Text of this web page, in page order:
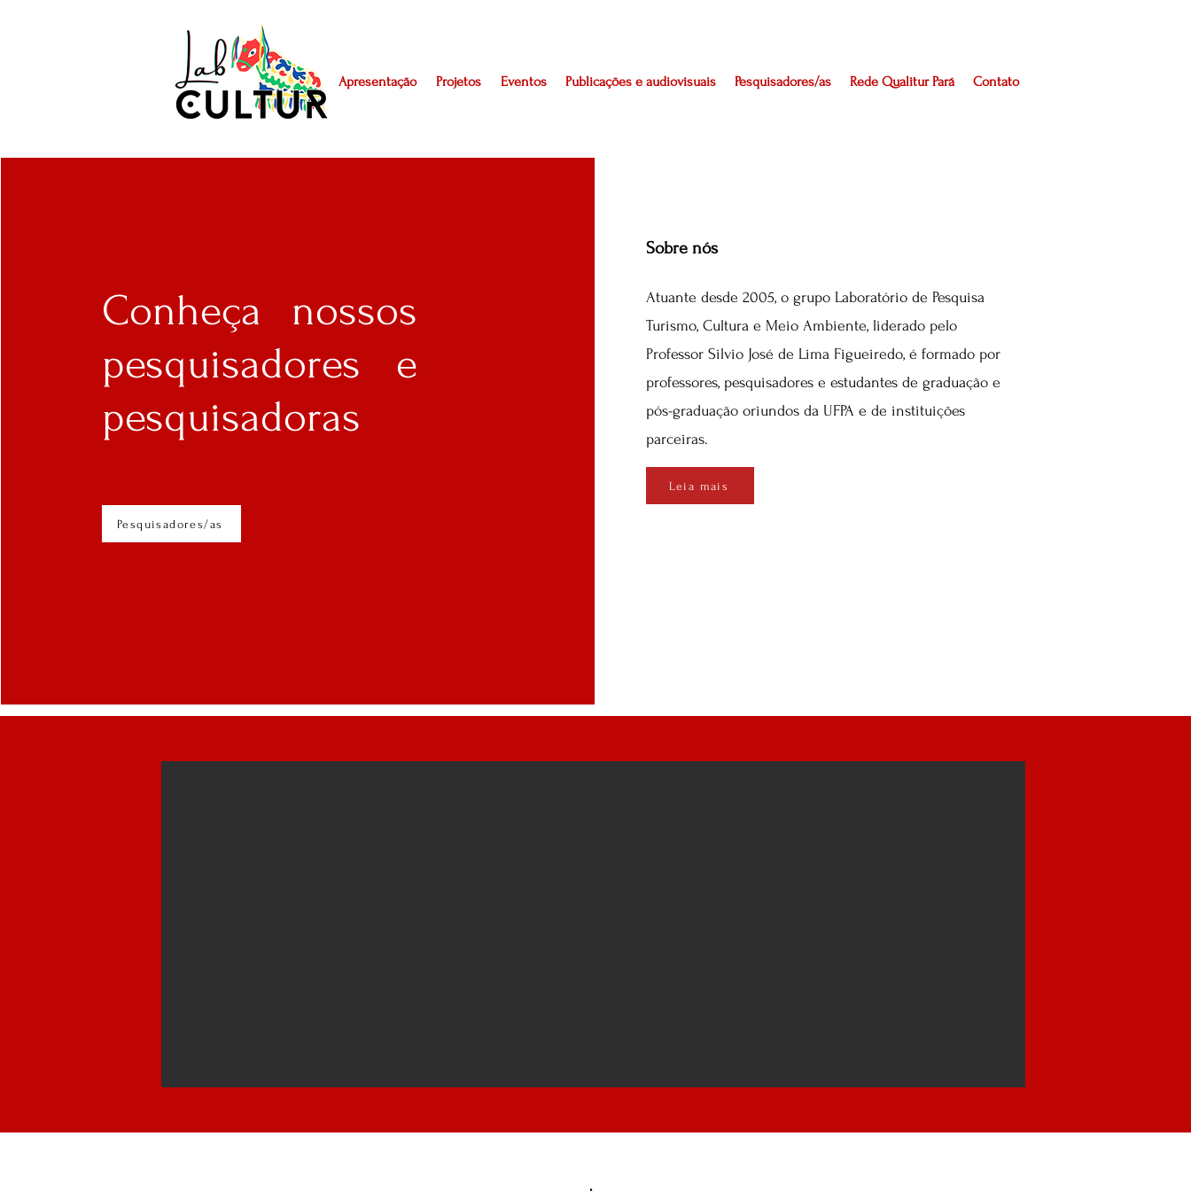
Apresentação Projetos Eventos Publicações e audiovisuais Pesquisadores/as Rede Qualitur Pará Contato
Conheça nossos
pesquisadores e
pesquisadoras
Pesquisadores/as
Sobre nós
Atuante desde 2005, o grupo Laboratório de Pesquisa
Turismo, Cultura e Meio Ambiente, liderado pelo
Professor Silvio José de Lima Figueiredo, é formado por
professores, pesquisadores e estudantes de graduação e
pós-graduação oriundos da UFPA e de instituições
parceiras.
Leia mais